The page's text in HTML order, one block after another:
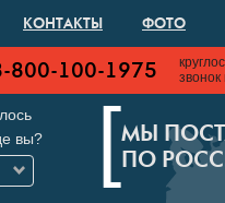
КОНТАКТЫ ФОТО
800-100-1975
МЫ
ПО
вы?
[